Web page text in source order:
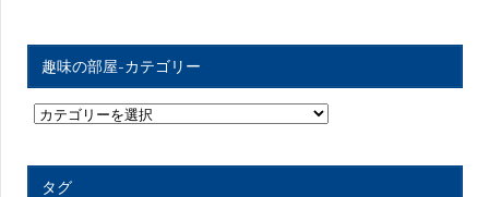
趣味の部屋-カテゴリー
趣
味
屋
タグ